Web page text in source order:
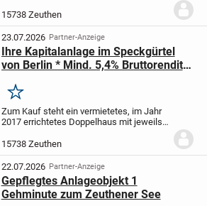
genießen möchten. Auf einer großzügigen
Fläche finden sich insgesamt 5 helle
Zimmer, die...
15738 Zeuthen
23.07.2026 Partner-Anzeige
Ihre Kapitalanlage im Speckgürtel
von Berlin * Mind. 5,4% Bruttorendite
Doppelhaus verkaufen *
Merken
Zum Kauf steht ein vermietetes, im Jahr
2017 errichtetes Doppelhaus mit jeweils 5
Gartenteil und Terrasse und 2 Stellplätzen
sowie je einem geräumigem Abstellraum
im...
15738 Zeuthen
22.07.2026 Partner-Anzeige
Gepflegtes Anlageobjekt 1
Gehminute zum Zeuthener See